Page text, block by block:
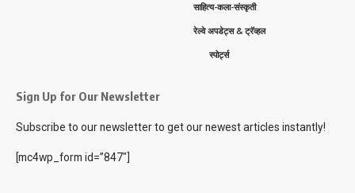
साहित्य-कला-संस्कृती
रेल्वे अपडेट्स & ट्रॅव्हल
स्पोर्ट्स
Sign Up for Our Newsletter
Subscribe to our newsletter to get our newest articles instantly!
[mc4wp_form id=”847″]